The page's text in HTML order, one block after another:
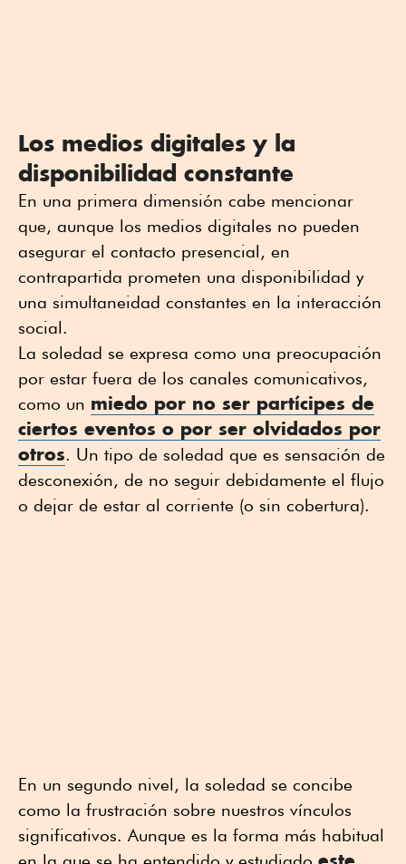
Los medios digitales y la
disponibilidad constante
En una primera dimensión cabe mencionar
que, aunque los medios digitales no pueden
asegurar el contacto presencial, en
contrapartida prometen una disponibilidad y
una simultaneidad constantes en la interacción
social.
La soledad se expresa como una preocupación
por estar fuera de los canales comunicativos,
como un miedo por no ser partícipes de
ciertos eventos o por ser olvidados por
otros. Un tipo de soledad que es sensación de
desconexión, de no seguir debidamente el flujo
o dejar de estar al corriente (o sin cobertura).
En un segundo nivel, la soledad se concibe
como la frustración sobre nuestros vínculos
significativos. Aunque es la forma más habitual